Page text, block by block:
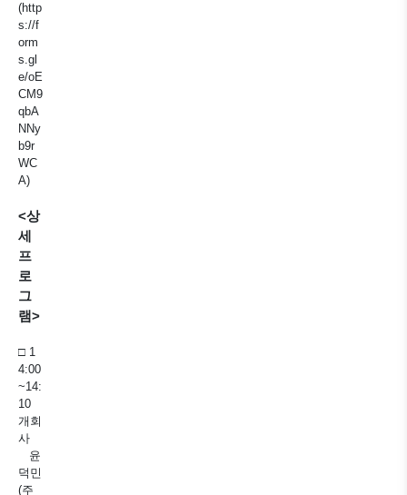
(http
s://f
orm
s.gl
e/oE
CM9
qbA
NNy
b9r
WC
A)
<상
세
프
로
그
램>
□ 1
4:00
~14:
10
개회
사
윤
덕민
(주